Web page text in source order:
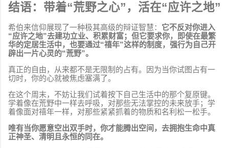
结语：带着“荒野之心”，活在“应许之地”
希伯来信仰展现了一种极其高级的辩证智慧： 它不反对你进入
“应许之地”去建功立业、积累财富；但它要求你，即使在最繁
华的定居生活中，也要通过“禧年”这样的制度，强行为自己开
辟出一片心灵的“荒野”。
真正的自由，从来都不是无限制的占有。因为当你试图占有一
切时，你的心就被焦虑塞满了。
在这个周末，不妨让我们试着按下自己生活中的那个复原键。
学着像在荒野中一样去呼吸，对那些无法掌控的未来放手；学
着像面对禧年一样，对那些紧紧抓着的物质和名利松一松手。
唯有当你愿意空出双手时，你才能腾出空间，去拥抱生命中真
正神圣、清明且永恒的同在。